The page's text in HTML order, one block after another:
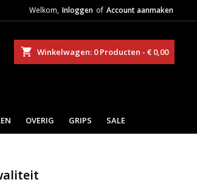
Welkom, Inloggen of Account aanmaken
Winkelwagen 0 Producten - € 0,00
OVERIG GRIPS SALE